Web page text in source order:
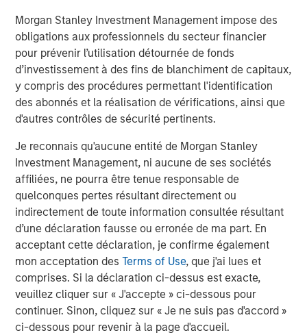
Morgan Stanley Investment Management impose des
obligations aux professionnels du secteur financier
pour prévenir l’utilisation détournée de fonds
d’investissement à des fins de blanchiment de capitaux,
y compris des procédures permettant l'identification
des abonnés et la réalisation de vérifications, ainsi que
d'autres contrôles de sécurité pertinents.
Je reconnais qu'aucune entité de Morgan Stanley
Investment Management, ni aucune de ses sociétés
affiliées, ne pourra être tenue responsable de
quelconques pertes résultant directement ou
indirectement de toute information consultée résultant
d’une déclaration fausse ou erronée de ma part. En
acceptant cette déclaration, je confirme également
mon acceptation desTerms of Use, que j'ai lues et
comprises. Si la déclaration ci-dessus est exacte,
veuillez cliquer sur « J'accepte » ci-dessous pour
continuer. Sinon, cliquez sur « Je ne suis pas d'accord »
ci-dessous pour revenir à la page d'accueil.
accountable governance and transparent operations are
the core of the Calvert Principles for Responsible
Investment, which form the foundation of Calvert’s
investment process.
Calvert is a signatory to, and has played a leading role in
spearheading, a number of global initiatives such as the
United Nations Environment Programme Finance
Initiative’s Principles of Responsible Investing (PRI), the
Women’s Empowerment Principles and the UN Global
Compact. Calvert also partners extensively with leading
academic institutions and other ESG-oriented
organizations to promote industry leading collaborative
research.
“The combination of our research and engagement
processes plus our work to support global change
initiatives position us to offer impact-driven, responsible
investing strategies that deliver long-term shareholder
value and drive positive change,” added Mr. Streur.